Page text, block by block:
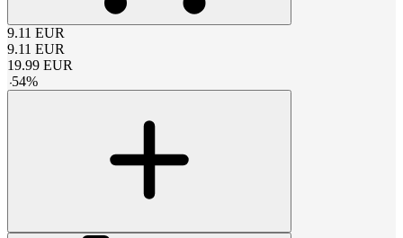
9.11 EUR
9.11 EUR
19.99 EUR
-54%